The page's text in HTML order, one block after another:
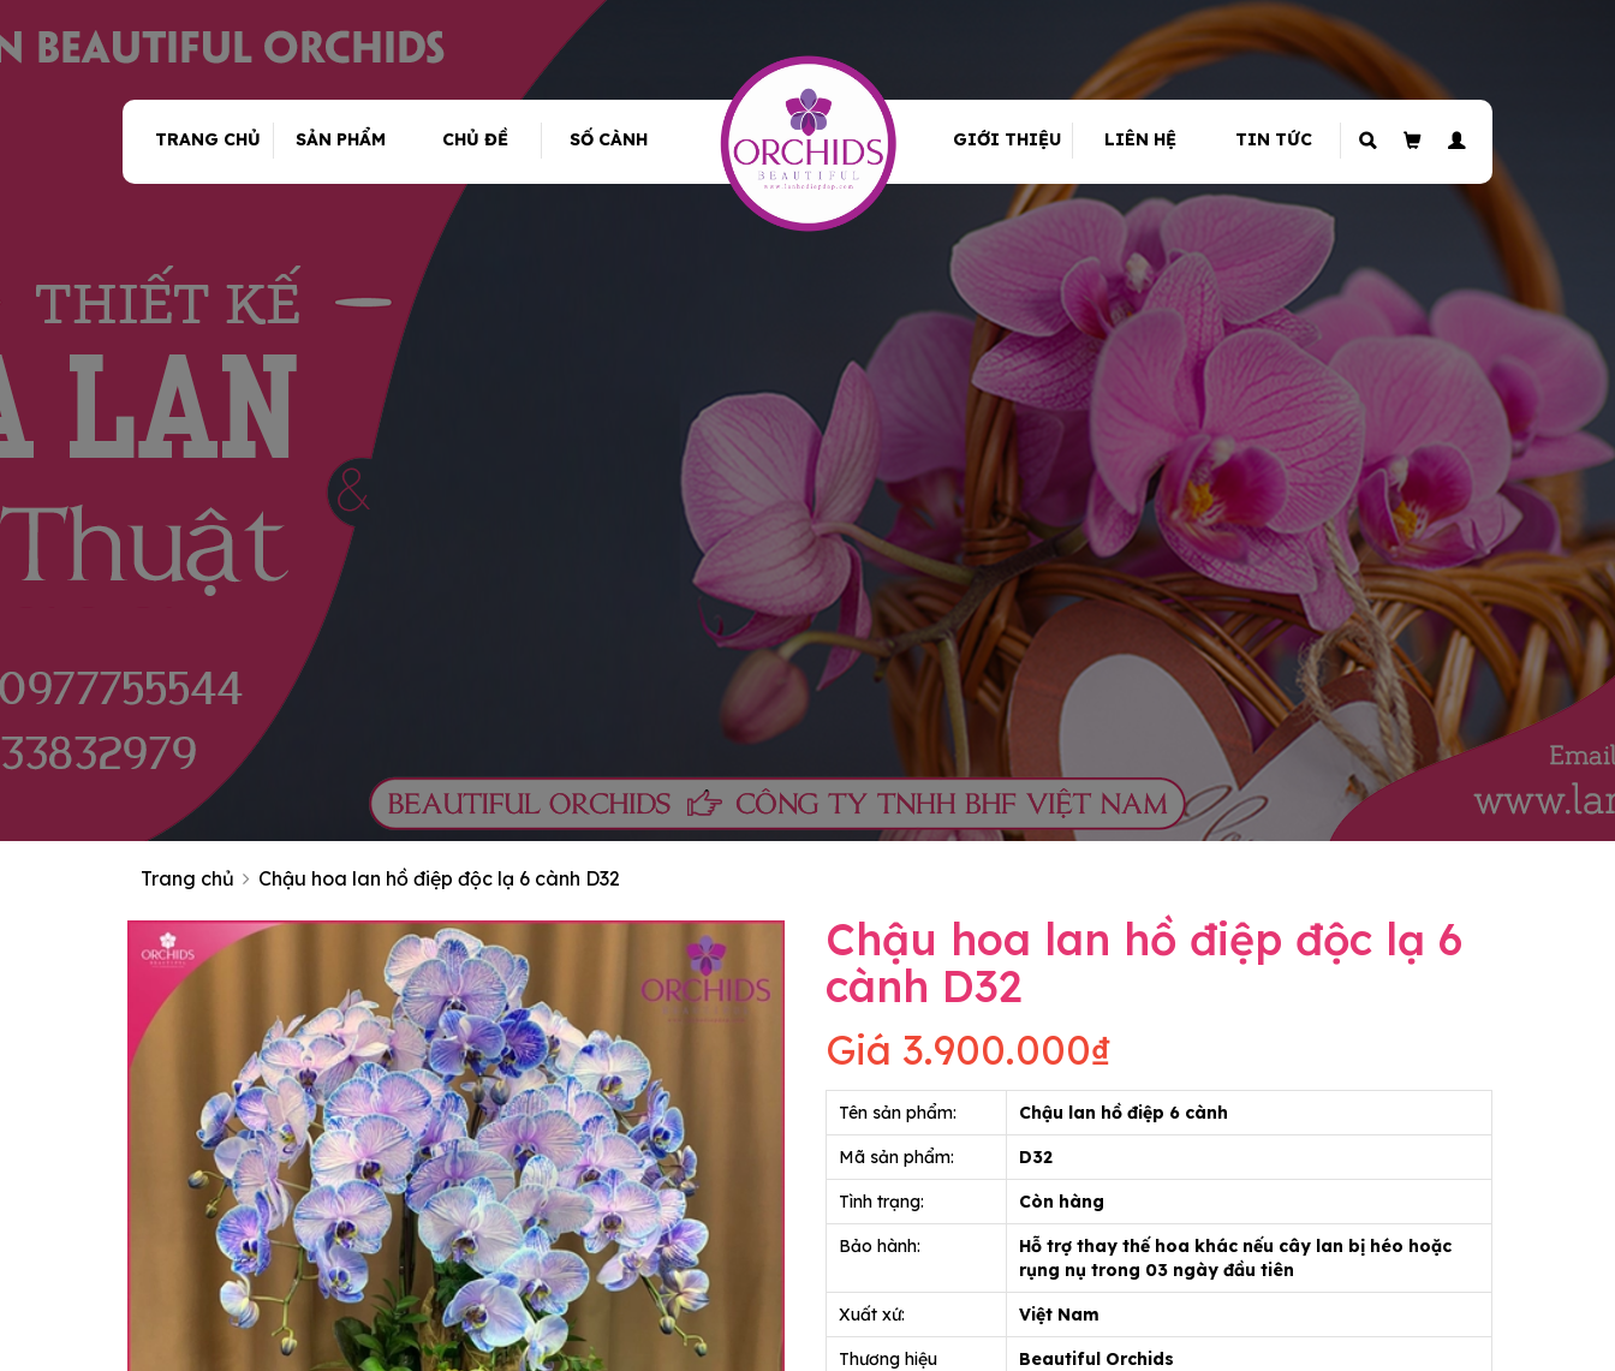
TRANG CHỦ SẢN PHẨM CHỦ ĐỀ SỐ CÀNH GIỚI THIỆU LIÊN HỆ TIN TỨC
Trang chủ Chậu hoa lan hồ điệp độc lạ 6 cành D32
Chậu hoa lan hồ điệp độc lạ 6
cành D32
Giá 3.900.000₫
Tên sản phẩm: Chậu lan hồ điệp 6 cành
Mã sản phẩm: D32
Tình trạng: Còn hàng
Bảo hành:
Hỗ trợ thay thế hoa khác nếu cây lan bị héo hoặc
rụng nụ trong 03 ngày đầu tiên
Xuất xứ: Việt Nam
Thương hiệu Beautiful Orchids